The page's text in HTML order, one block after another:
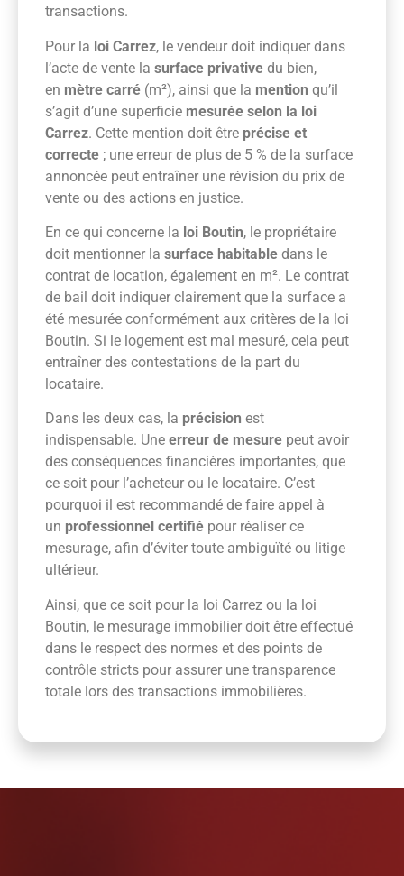
transactions.
Pour la loi Carrez, le vendeur doit indiquer dans
l’acte de vente la surface privative du bien,
en mètre carré (m²), ainsi que la mention qu’il
s’agit d’une superficie mesurée selon la loi
Carrez. Cette mention doit être précise et
correcte ; une erreur de plus de 5 % de la surface
annoncée peut entraîner une révision du prix de
vente ou des actions en justice.
En ce qui concerne la loi Boutin, le propriétaire
doit mentionner la surface habitable dans le
contrat de location, également en m². Le contrat
de bail doit indiquer clairement que la surface a
été mesurée conformément aux critères de la loi
Boutin. Si le logement est mal mesuré, cela peut
entraîner des contestations de la part du
locataire.
Dans les deux cas, la précision est
indispensable. Une erreur de mesure peut avoir
des conséquences financières importantes, que
ce soit pour l’acheteur ou le locataire. C’est
pourquoi il est recommandé de faire appel à
un professionnel certifié pour réaliser ce
mesurage, afin d’éviter toute ambiguïté ou litige
ultérieur.
Ainsi, que ce soit pour la loi Carrez ou la loi
Boutin, le mesurage immobilier doit être effectué
dans le respect des normes et des points de
contrôle stricts pour assurer une transparence
totale lors des transactions immobilières.